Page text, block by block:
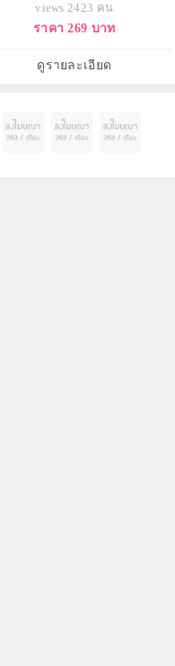
views 2423 คน
ราคา 269 บาท
ดูรายละเอียด